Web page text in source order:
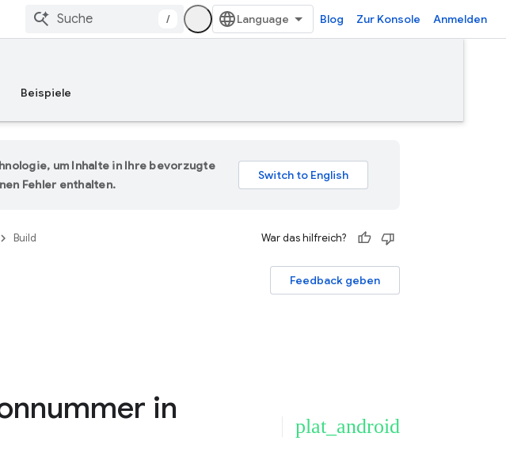
/ Blog Zur Konsole Anmelden
Beispiele
um Inhalte in Ihre bevorzugte
Fehler enthalten.
Build War das hilfreich?
Feedback geben
in
plat_android